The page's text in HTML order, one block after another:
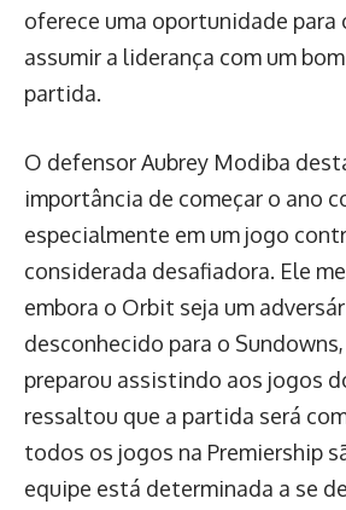
oferece uma oportunidade para
assumir a liderança com um
partida.
O defensor Aubrey Modiba
importância de começar o ano
especialmente em um jogo
considerada desafiadora. Ele
embora o Orbit seja um
desconhecido para o
preparou assistindo aos jogos
ressaltou que a partida será
todos os jogos na Premiership
equipe está determinada a se